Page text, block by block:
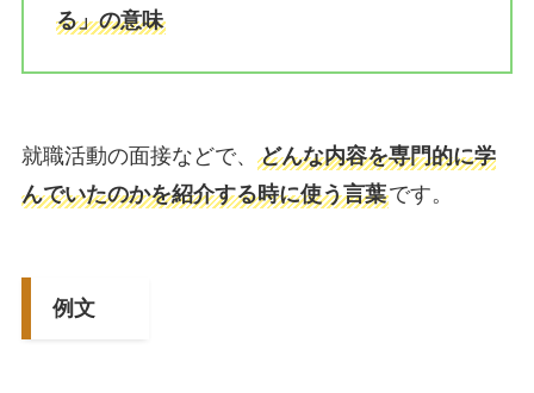
る」の意味
就職活動の面接などで、 どんな内容を専門的に学
んでいたのかを紹介する時に使う言葉です。
例文